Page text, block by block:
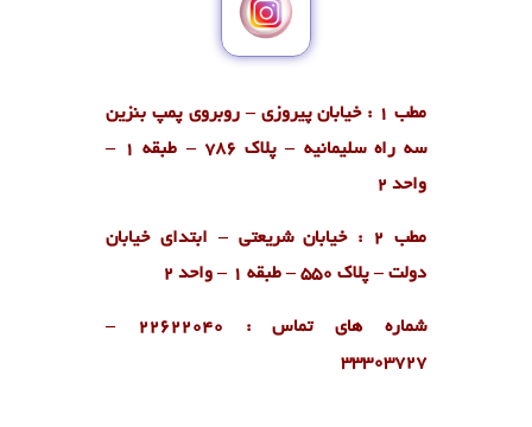
مطب 1 : خیابان پیروزی – روبروی پمپ بنزین
سه راه سلیمانیه – پلاک 786 – طبقه 1 –
واحد 2
مطب 2 : خیابان شریعتی – ابتدای خیابان
دولت – پلاک 550 – طبقه 1 – واحد 2
شماره های تماس : ۲۲۶۲۲۰۴۰ –
۳۳۳۰۳۷۲۷